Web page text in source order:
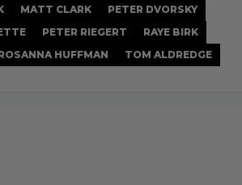
MATT CLARK
PETER DVORSKY
PETER RIEGERT
RAYE BIRK
HUFFMAN TOM ALDREDGE